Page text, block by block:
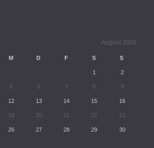
August 2026
M D F S S
1 2
5 6 7 8 9
12 13 14 15 16
19 20 21 22 23
26 27 28 29 30